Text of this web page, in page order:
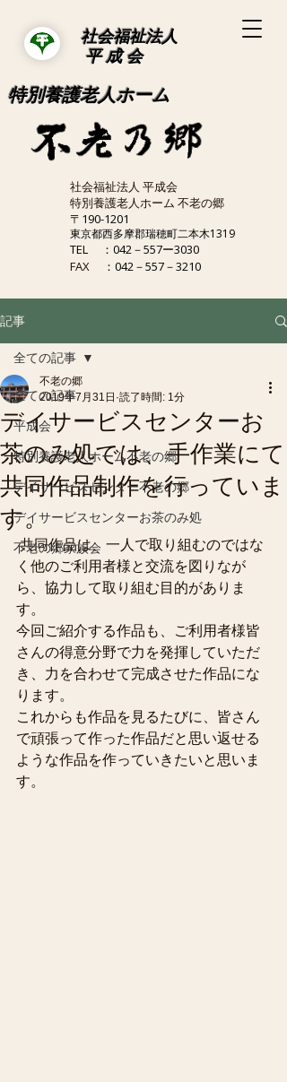
社会福祉法人 平成会
特別養護老人ホーム 不老の郷
〒190-1201
東京都西多摩郡瑞穂町二本木1319
TEL
：042－557ー3030
FAX
：042－557－3210
社会福祉法人
平 成 会
特別養護老人ホーム
記事
全ての記事
平成会
特別養護老人ホーム不老の郷
デイサービスセンター不老の郷
デイサービスセンターお茶のみ処
不老の郷家族会
全ての記事
デイサービスセンターお
茶のみ処では、手作業にて
共同作品制作を行っていま
す。
不老の郷
2019年7月31日 読了時間: 1分
共同作品は、一人で取り組むのではな
く他のご利用者様と交流を図りなが
ら、協力して取り組む目的がありま
す。
今回ご紹介する作品も、ご利用者様皆
さんの得意分野で力を発揮していただ
き、力を合わせて完成させた作品にな
ります。
これからも作品を見るたびに、皆さん
で頑張って作った作品だと思い返せる
ような作品を作っていきたいと思いま
す。